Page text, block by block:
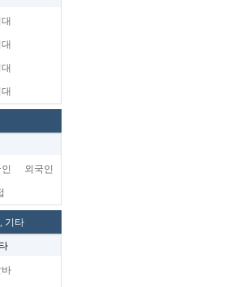
외국인
기타
바